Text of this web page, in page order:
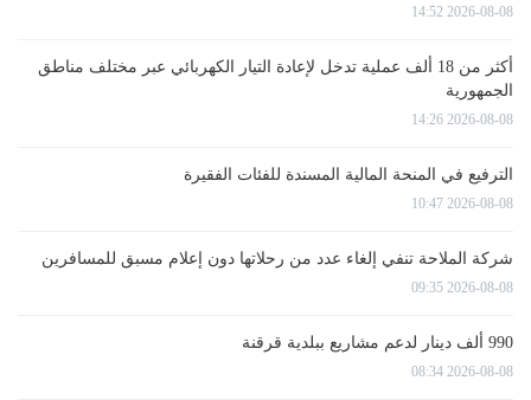
2026-08-08 14:52
أكثر من 18 ألف عملية تدخل لإعادة التيار الكهربائي عبر مختلف مناطق
الجمهورية
2026-08-08 14:26
الترفيع في المنحة المالية المسندة للفئات الفقيرة
2026-08-08 10:47
شركة الملاحة تنفي إلغاء عدد من رحلاتها دون إعلام مسبق للمسافرين
2026-08-08 09:35
990 ألف دينار لدعم مشاريع ببلدية قرقنة
2026-08-08 08:34